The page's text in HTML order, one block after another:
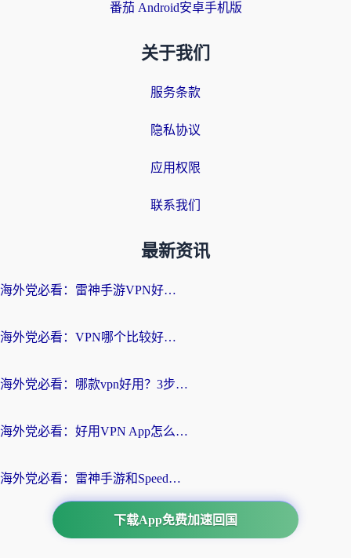
番茄 Android安卓手机版
关于我们
服务条款
隐私协议
应用权限
联系我们
最新资讯
海外党必看：雷神手游VPN好用吗？和天速回国VPN对比哪个回国效果更好？附实用加速器选择指南
海外党必看：VPN哪个比较好用？3分钟找到适合你的回国加速方案
海外党必看：哪款vpn好用？3步选对回国加速器，无缝刷剧玩游戏
海外党必看：好用VPN App怎么选？3步教你无缝访问国内资源
海外党必看：雷神手游和SpeedCN好用吗？3招选对回国加速器无缝刷国内资源
下载App免费加速回国